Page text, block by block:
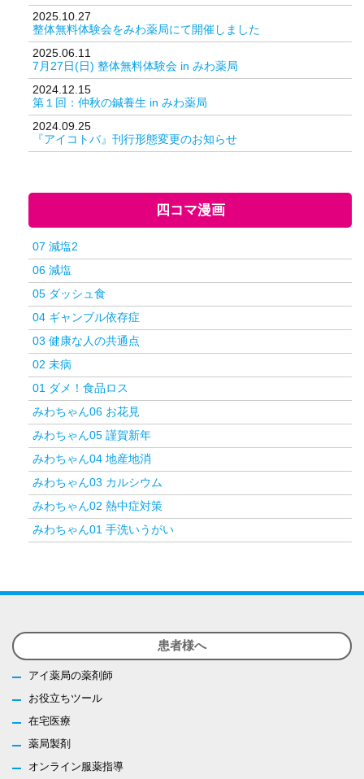
2025.10.27
整体無料体験会をみわ薬局にて開催しました
2025.06.11
7月27日(日) 整体無料体験会 in みわ薬局
2024.12.15
第１回：仲秋の鍼養生 in みわ薬局
2024.09.25
『アイコトバ』刊行形態変更のお知らせ
四コマ漫画
07 減塩2
06 減塩
05 ダッシュ食
04 ギャンブル依存症
03 健康な人の共通点
02 未病
01 ダメ！食品ロス
みわちゃん06 お花見
みわちゃん05 謹賀新年
みわちゃん04 地産地消
みわちゃん03 カルシウム
みわちゃん02 熱中症対策
みわちゃん01 手洗いうがい
患者様へ
アイ薬局の薬剤師
お役立ちツール
在宅医療
薬局製剤
オンライン服薬指導